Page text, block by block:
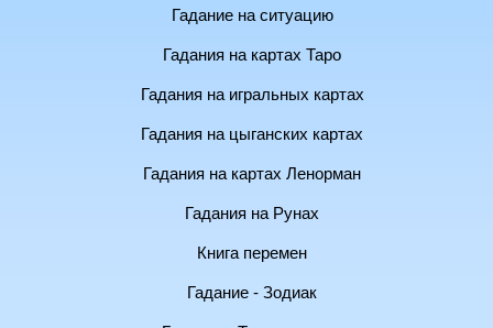
Гадание на ситуацию
Гадания на картах Таро
Гадания на игральных картах
Гадания на цыганских картах
Гадания на картах Ленорман
Гадания на Рунах
Книга перемен
Гадание - Зодиак